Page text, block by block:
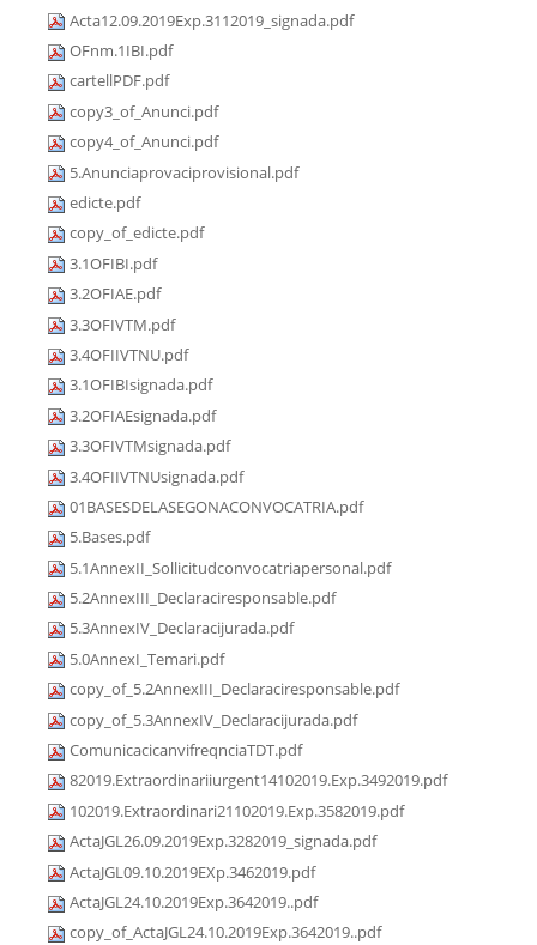
Acta12.09.2019Exp.3112019_signada.pdf
OFnm.1IBI.pdf
cartellPDF.pdf
copy3_of_Anunci.pdf
copy4_of_Anunci.pdf
5.Anunciaprovaciprovisional.pdf
edicte.pdf
copy_of_edicte.pdf
3.1OFIBI.pdf
3.2OFIAE.pdf
3.3OFIVTM.pdf
3.4OFIIVTNU.pdf
3.1OFIBIsignada.pdf
3.2OFIAEsignada.pdf
3.3OFIVTMsignada.pdf
3.4OFIIVTNUsignada.pdf
01BASESDELASEGONACONVOCATRIA.pdf
5.Bases.pdf
5.1AnnexII_Sollicitudconvocatriapersonal.pdf
5.2AnnexIII_Declaraciresponsable.pdf
5.3AnnexIV_Declaracijurada.pdf
5.0AnnexI_Temari.pdf
copy_of_5.2AnnexIII_Declaraciresponsable.pdf
copy_of_5.3AnnexIV_Declaracijurada.pdf
ComunicacicanvifreqnciaTDT.pdf
82019.Extraordinariiurgent14102019.Exp.3492019.pdf
102019.Extraordinari21102019.Exp.3582019.pdf
ActaJGL26.09.2019Exp.3282019_signada.pdf
ActaJGL09.10.2019EXp.3462019.pdf
ActaJGL24.10.2019Exp.3642019..pdf
copy_of_ActaJGL24.10.2019Exp.3642019..pdf